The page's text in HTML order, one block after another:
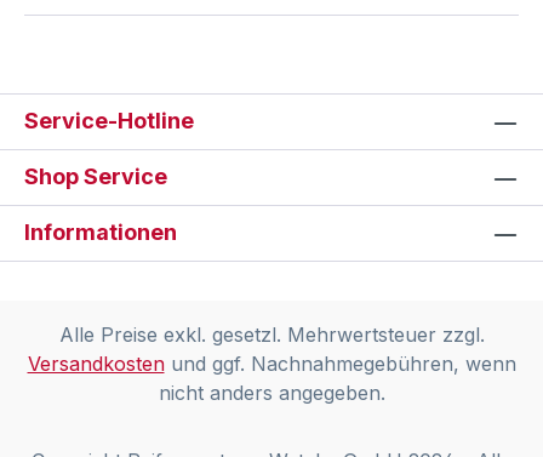
Service-Hotline
Shop Service
Informationen
Alle Preise exkl. gesetzl. Mehrwertsteuer zzgl.
Versandkostenund ggf. Nachnahmegebühren, wenn
nicht anders angegeben.